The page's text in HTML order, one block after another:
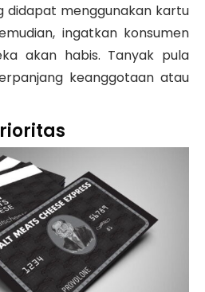
didapat menggunakan kartu
ingatkan konsumen
akan habis. Tanyak pula
keanggotaan atau